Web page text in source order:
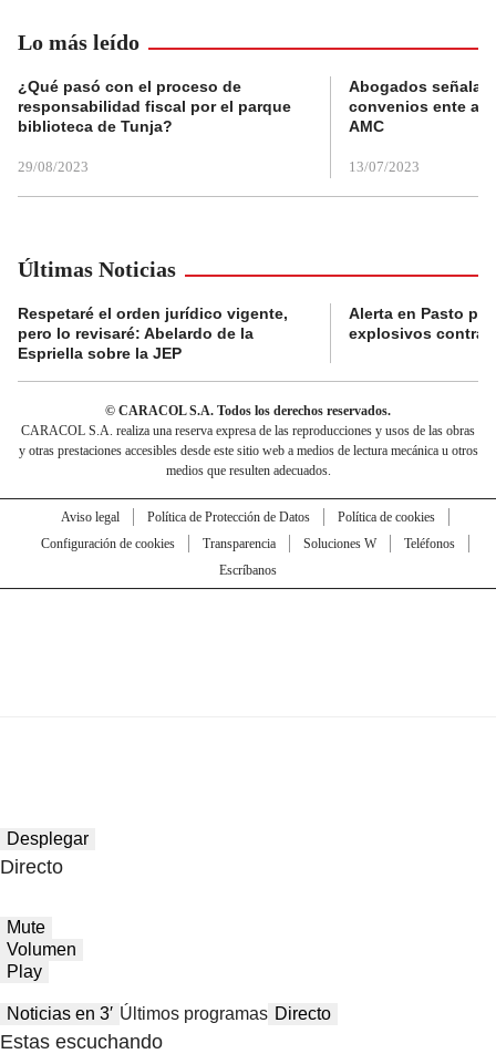
Lo más leído
¿Qué pasó con el proceso de
responsabilidad fiscal por el parque
biblioteca de Tunja?
29/08/2023
Abogados
convenios ente
AMC
13/07/2023
Últimas Noticias
Respetaré el orden jurídico vigente,
pero lo revisaré: Abelardo de la
Espriella sobre la JEP
Alerta en Pasto
explosivos contra
© CARACOL S.A. Todos los derechos reservados.
CARACOL S.A. realiza una reserva expresa de las reproducciones y usos de las obras
y otras prestaciones accesibles desde este sitio web a medios de lectura mecánica u otros
medios que resulten adecuados.
Aviso legal Política de Protección de Datos
Política de cookies
Configuración de cookies
Transparencia Soluciones W
Teléfonos
Escríbanos
Desplegar
Directo
Mute
Volumen
Play
Noticias en 3′ Últimos programas Directo
Estas escuchando